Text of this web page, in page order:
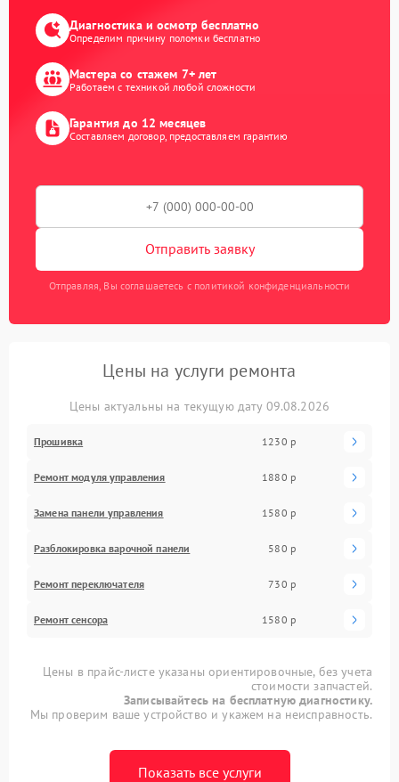
Диагностика и осмотр бесплатно
Определим причину поломки бесплатно
Мастера со стажем 7+ лет
Работаем с техникой любой сложности
Гарантия до 12 месяцев
Составляем договор, предоставляем гарантию
Отправить заявку
Отправляя, Вы соглашаетесь с политикой конфиденциальности
Цены на услуги ремонта
Цены актуальны на текущую дату 09.08.2026
Прошивка 1230 р
Ремонт модуля управления 1880 р
Замена панели управления 1580 р
Разблокировка варочной панели 580 р
Ремонт переключателя 730 р
Ремонт сенсора 1580 р
Цены в прайс-листе указаны ориентировочные, без учета
стоимости запчастей.
Записывайтесь на бесплатную диагностику.
Мы проверим ваше устройство и укажем на неисправность.
Показать все услуги